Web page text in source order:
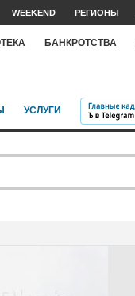
WEEKEND РЕГИОНЫ
БАНКРОТСТВА
УСЛУГИ